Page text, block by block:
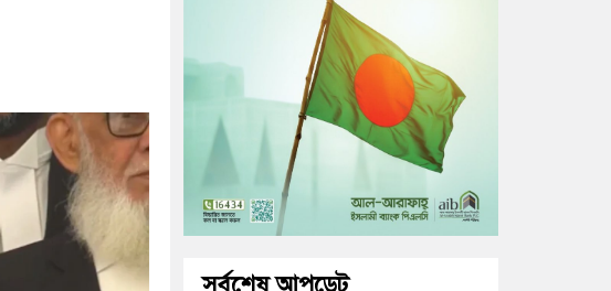
সর্বশেষ আপডেট